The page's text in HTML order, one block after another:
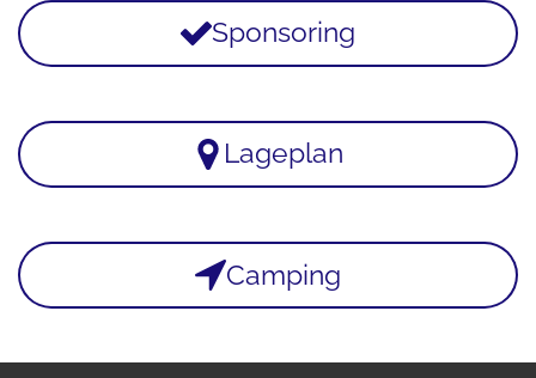
Sponsoring
Lageplan
Camping